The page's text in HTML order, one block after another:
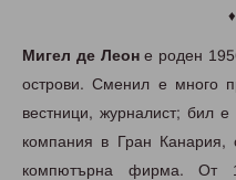
Мигел де Леоне роден
острови. Сменил е много
вестници, журналист; бил
компания в Гран Канария,
компютърна фирма. От